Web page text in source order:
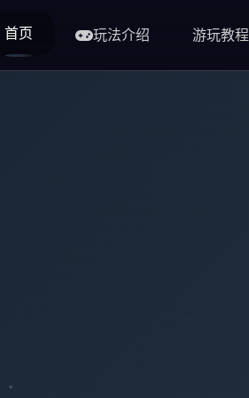
首页 玩法介绍 游玩教程